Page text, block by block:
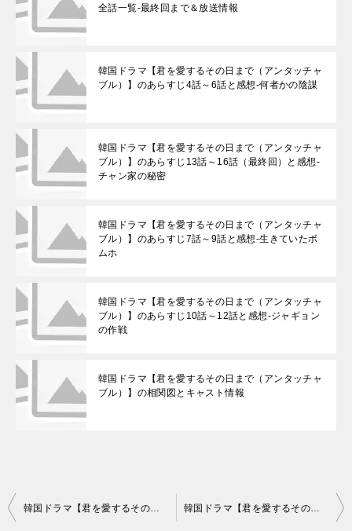
全話一覧-最終回まで＆放送情報
韓国ドラマ【君を愛するその日まで（アンタッチャ
ブル）】のあらすじ4話～6話と感想-何者かの陰謀
韓国ドラマ【君を愛するその日まで（アンタッチャ
ブル）】のあらすじ13話～16話（最終回）と感想-
チャン家の秘密
韓国ドラマ【君を愛するその日まで（アンタッチャ
ブル）】のあらすじ7話～9話と感想-生きていたボ
ムホ
韓国ドラマ【君を愛するその日まで（アンタッチャ
ブル）】のあらすじ10話～12話と感想-ジャギョン
の作戦
韓国ドラマ【君を愛するその日まで（アンタッチャ
ブル）】の相関図とキャスト情報
投
韓国ドラマ【君を愛するその日まで（アンタッチャブル）】の相関図とキャスト情報 韓国ドラマ【君を愛するその日まで（アンタッチャブル）】のあらすじ4話～6話と感想-何者かの陰謀